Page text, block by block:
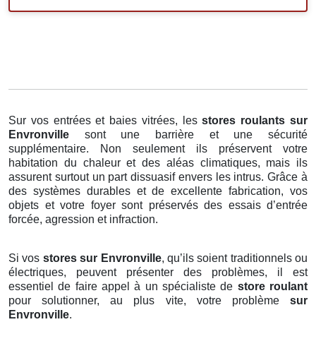
Sur vos entrées et baies vitrées, lesstores roulants sur
Envronville sont une barrière et une sécurité
supplémentaire. Non seulement ils préservent votre
habitation du chaleur et des aléas climatiques, mais ils
assurent surtout un part dissuasif envers les intrus. Grâce à
des systèmes durables et de excellente fabrication, vos
objets et votre foyer sont préservés des essais d’entrée
forcée, agression et infraction.
Si vos stores sur Envronville, qu’ils soient traditionnels ou
électriques, peuvent présenter des problèmes, il est
essentiel de faire appel à un spécialiste de store roulant
pour solutionner, au plus vite, votre problème sur
Envronville.